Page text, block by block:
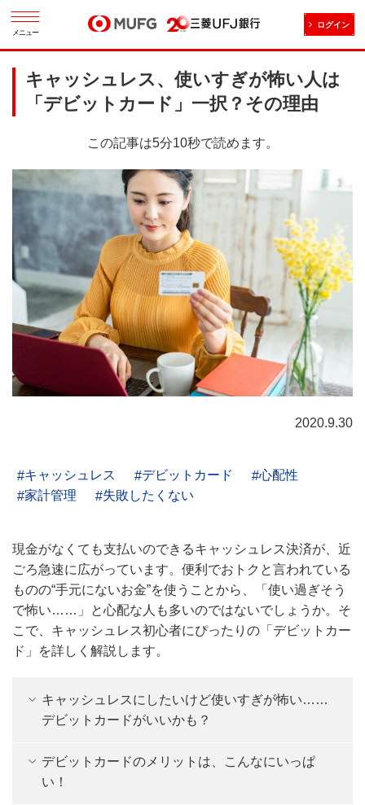
メニュー
ログイン
キャッシュレス、使いすぎが怖い人は
「デビットカード」一択？その理由
この記事は5分10秒で読めます。
2020.9.30
キャッシュレス デビットカード
心配性
家計管理
失敗したくない
現金がなくても支払いのできるキャッシュレス決済が、近
ごろ急速に広がっています。便利でおトクと言われている
ものの“手元にないお金”を使うことから、「使い過ぎそう
で怖い……」と心配な人も多いのではないでしょうか。そ
こで、キャッシュレス初心者にぴったりの「デビットカー
ド」を詳しく解説します。
キャッシュレスにしたいけど使いすぎが怖い……
デビットカードがいいかも？
デビットカードのメリットは、こんなにいっぱ
い！